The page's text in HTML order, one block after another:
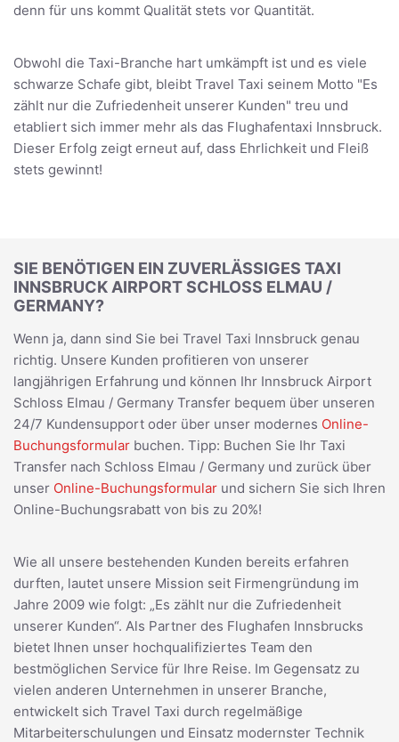
denn für uns kommt Qualität stets vor Quantität.
Obwohl die Taxi-Branche hart umkämpft ist und es viele
schwarze Schafe gibt, bleibt Travel Taxi seinem Motto "Es
zählt nur die Zufriedenheit unserer Kunden" treu und
etabliert sich immer mehr als das Flughafentaxi Innsbruck.
Dieser Erfolg zeigt erneut auf, dass Ehrlichkeit und Fleiß
stets gewinnt!
SIE BENÖTIGEN EIN ZUVERLÄSSIGES TAXI
INNSBRUCK AIRPORT SCHLOSS ELMAU /
GERMANY?
Wenn ja, dann sind Sie bei Travel Taxi Innsbruck genau
richtig. Unsere Kunden profitieren von unserer
langjährigen Erfahrung und können Ihr Innsbruck Airport
Schloss Elmau / Germany Transfer bequem über unseren
24/7 Kundensupport oder über unser modernes Online-
Buchungsformular buchen. Tipp: Buchen Sie Ihr Taxi
Transfer nach Schloss Elmau / Germany und zurück über
unser Online-Buchungsformular und sichern Sie sich Ihren
Online-Buchungsrabatt von bis zu 20%!
Wie all unsere bestehenden Kunden bereits erfahren
durften, lautet unsere Mission seit Firmengründung im
Jahre 2009 wie folgt: „Es zählt nur die Zufriedenheit
unserer Kunden“. Als Partner des Flughafen Innsbrucks
bietet Ihnen unser hochqualifiziertes Team den
bestmöglichen Service für Ihre Reise. Im Gegensatz zu
vielen anderen Unternehmen in unserer Branche,
entwickelt sich Travel Taxi durch regelmäßige
Mitarbeiterschulungen und Einsatz modernster Technik